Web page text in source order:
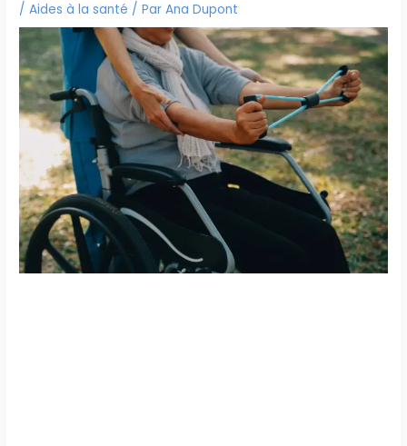
/Aides à la santé / ParAna Dupont